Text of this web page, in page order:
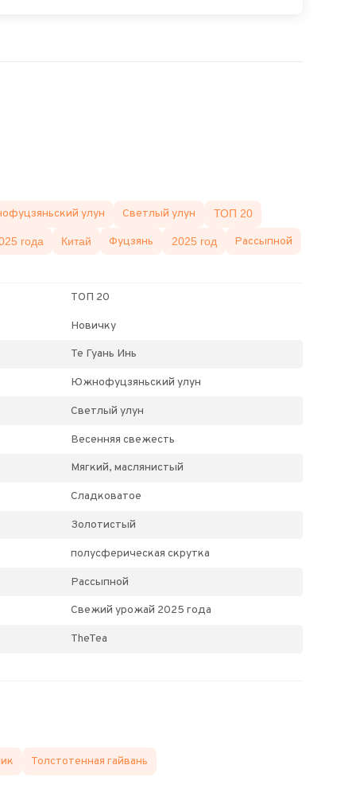
улун Светлый улун ТОП 20
года Китай Фуцзянь 2025 год Рассыпной
ТОП 20
Новичку
Те Гуань Инь
Южнофуцзяньский улун
Светлый улун
Весенняя свежесть
Мягкий, маслянистый
Сладковатое
Золотистый
полусферическая скрутка
Рассыпной
Свежий урожай 2025 года
TheTea
Толстотенная гайвань